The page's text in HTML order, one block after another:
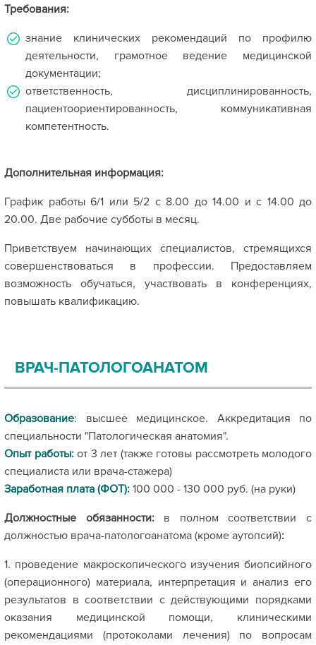
Требования:
знание клинических рекомендаций по профилю
деятельности, грамотное ведение медицинской
документации;
ответственность, дисциплинированность,
пациентоориентированность, коммуникативная
компетентность.
Дополнительная информация:
График работы 6/1 или 5/2 с 8.00 до 14.00 и с 14.00 до
20.00. Две рабочие субботы в месяц.
Приветствуем начинающих специалистов, стремящихся
совершенствоваться в профессии. Предоставляем
возможность обучаться, участвовать в конференциях,
повышать квалификацию.
ВРАЧ-ПАТОЛОГОАНАТОМ
Образование: высшее медицинское. Аккредитация по
специальности "Патологическая анатомия".
Опыт работы: от 3 лет (также готовы рассмотреть молодого
специалиста или врача-стажера)
Заработная плата (ФОТ): 100 000 - 130 000 руб. (на руки)
Должностные обязанности: в полном соответствии с
должностью врача-патологоанатома (кроме аутопсий):
1. проведение макроскопического изучения биопсийного
(операционного) материала, интерпретация и анализ его
результатов в соответствии с действующими порядками
оказания медицинской помощи, клиническими
рекомендациями (протоколами лечения) по вопросам